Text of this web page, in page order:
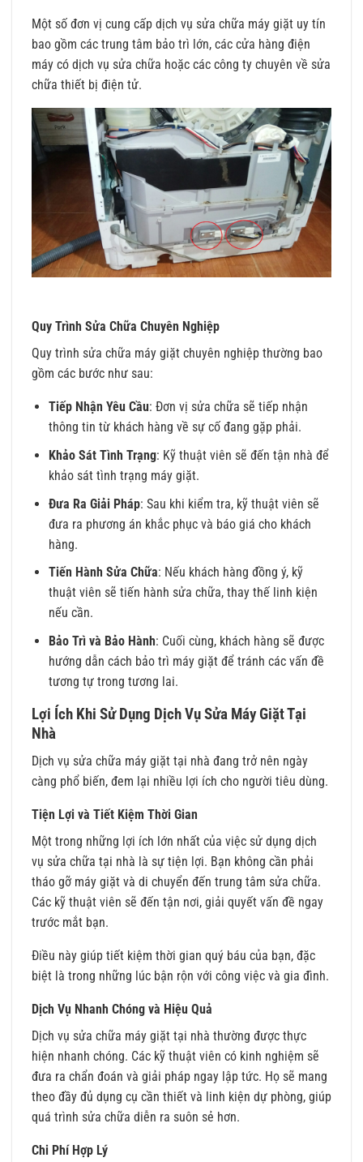
Một số đơn vị cung cấp dịch vụ sửa chữa máy giặt uy tín
bao gồm các trung tâm bảo trì lớn, các cửa hàng điện
máy có dịch vụ sửa chữa hoặc các công ty chuyên về sửa
chữa thiết bị điện tử.
Quy Trình Sửa Chữa Chuyên Nghiệp
Quy trình sửa chữa máy giặt chuyên nghiệp thường bao
gồm các bước như sau:
Tiếp Nhận Yêu Cầu: Đơn vị sửa chữa sẽ tiếp nhận
thông tin từ khách hàng về sự cố đang gặp phải.
Khảo Sát Tình Trạng: Kỹ thuật viên sẽ đến tận nhà để
khảo sát tình trạng máy giặt.
Đưa Ra Giải Pháp: Sau khi kiểm tra, kỹ thuật viên sẽ
đưa ra phương án khắc phục và báo giá cho khách
hàng.
Tiến Hành Sửa Chữa: Nếu khách hàng đồng ý, kỹ
thuật viên sẽ tiến hành sửa chữa, thay thế linh kiện
nếu cần.
Bảo Trì và Bảo Hành: Cuối cùng, khách hàng sẽ được
hướng dẫn cách bảo trì máy giặt để tránh các vấn đề
tương tự trong tương lai.
Lợi Ích Khi Sử Dụng Dịch Vụ Sửa Máy Giặt Tại
Nhà
Dịch vụ sửa chữa máy giặt tại nhà đang trở nên ngày
càng phổ biến, đem lại nhiều lợi ích cho người tiêu dùng.
Tiện Lợi và Tiết Kiệm Thời Gian
Một trong những lợi ích lớn nhất của việc sử dụng dịch
vụ sửa chữa tại nhà là sự tiện lợi. Bạn không cần phải
tháo gỡ máy giặt và di chuyển đến trung tâm sửa chữa.
Các kỹ thuật viên sẽ đến tận nơi, giải quyết vấn đề ngay
trước mắt bạn.
Điều này giúp tiết kiệm thời gian quý báu của bạn, đặc
biệt là trong những lúc bận rộn với công việc và gia đình.
Dịch Vụ Nhanh Chóng và Hiệu Quả
Dịch vụ sửa chữa máy giặt tại nhà thường được thực
hiện nhanh chóng. Các kỹ thuật viên có kinh nghiệm sẽ
đưa ra chẩn đoán và giải pháp ngay lập tức. Họ sẽ mang
theo đầy đủ dụng cụ cần thiết và linh kiện dự phòng, giúp
quá trình sửa chữa diễn ra suôn sẻ hơn.
Chi Phí Hợp Lý